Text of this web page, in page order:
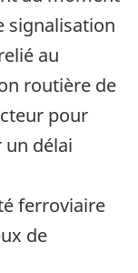
signalisation
au
routière de
pour
un délai
ferroviaire
de